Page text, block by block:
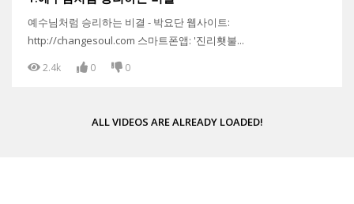
예수님처럼 승리하는 비결 - 박요단 웹사이트:
http://changesoul.com 스마트폰앱: '진리횃불...
2.4k 0 0
ALL VIDEOS ARE ALREADY LOADED!